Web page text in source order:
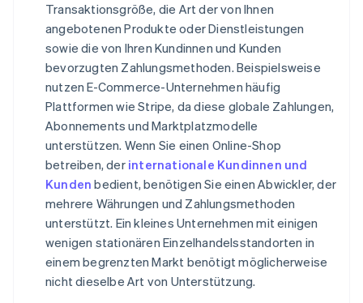
Transaktionsgröße, die Art der von Ihnen
angebotenen Produkte oder Dienstleistungen
sowie die von Ihren Kundinnen und Kunden
bevorzugten Zahlungsmethoden. Beispielsweise
nutzen E-Commerce-Unternehmen häufig
Plattformen wie Stripe, da diese globale Zahlungen,
Abonnements und Marktplatzmodelle
unterstützen. Wenn Sie einen Online-Shop
betreiben, der internationale Kundinnen und
Kunden bedient, benötigen Sie einen Abwickler, der
mehrere Währungen und Zahlungsmethoden
unterstützt. Ein kleines Unternehmen mit einigen
wenigen stationären Einzelhandelsstandorten in
einem begrenzten Markt benötigt möglicherweise
nicht dieselbe Art von Unterstützung.